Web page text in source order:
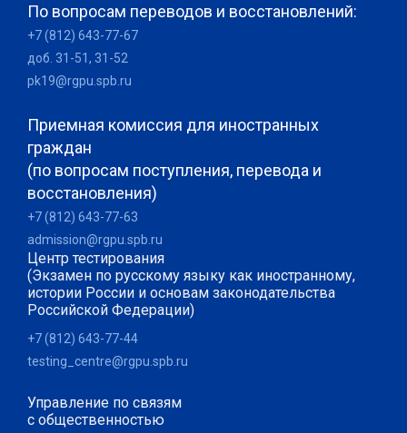
По вопросам переводов и восстановлений:
+7 (812) 643-77-67
доб. 31-51, 31-52
pk19@rgpu.spb.ru
Приемная комиссия для иностранных
граждан
(по вопросам поступления, перевода и
восстановления)
+7 (812) 643-77-63
admission@rgpu.spb.ru
Центр тестирования
(Экзамен по русскому языку как иностранному,
истории России и основам законодательства
Российской Федерации)
+7 (812) 643-77-44
testing_centre@rgpu.spb.ru
Управление по связям
с общественностью